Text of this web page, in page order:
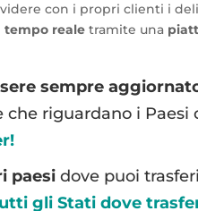
con i propri clienti i
tempo reale tramite una
sempre
che riguardano i Paesi
paesi dove puoi
gli Stati dove